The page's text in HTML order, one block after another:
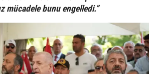
mücadele bunu engelledi.”